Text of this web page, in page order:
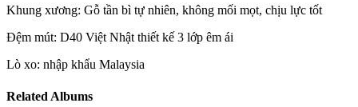
Khung xương: Gỗ tần bì tự nhiên, không mối mọt, chịu lực tốt
Đệm mút: D40 Việt Nhật thiết kế 3 lớp êm ái
Lò xo: nhập khẩu Malaysia
Related Albums